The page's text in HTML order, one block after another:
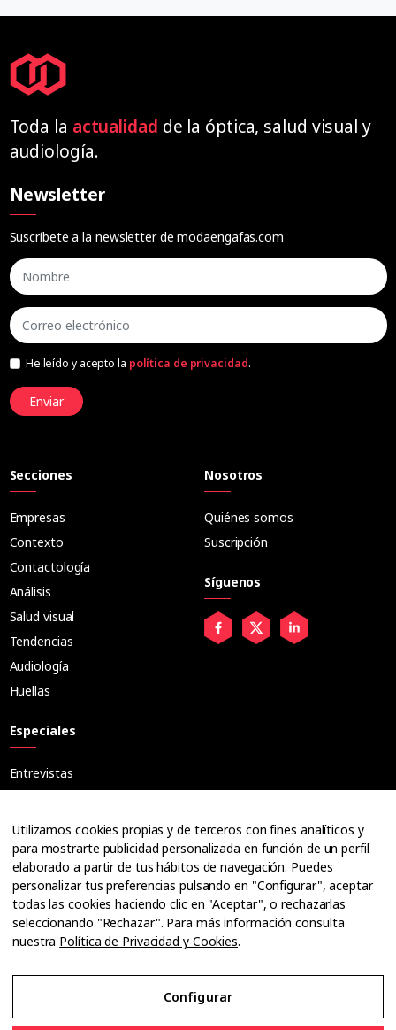
Toda la actualidad de la óptica, salud visual y
audiología.
Newsletter
Suscríbete a la newsletter de modaengafas.com
He leído y acepto la política de privacidad.
Enviar
Secciones
Empresas
Contexto
Contactología
Análisis
Salud visual
Tendencias
Audiología
Huellas
Especiales
Entrevistas
Ópticos
Cuadernos
Guías
Dossier
Anuarios
Ofertas de empleo
Nosotros
Quiénes somos
Suscripción
Síguenos
Utilizamos cookies propias y de terceros con fines analíticos y
para mostrarte publicidad personalizada en función de un perfil
elaborado a partir de tus hábitos de navegación. Puedes
personalizar tus preferencias pulsando en "Configurar", aceptar
todas las cookies haciendo clic en "Aceptar", o rechazarlas
seleccionando "Rechazar". Para más información consulta
nuestra Política de Privacidad y Cookies.
Configurar